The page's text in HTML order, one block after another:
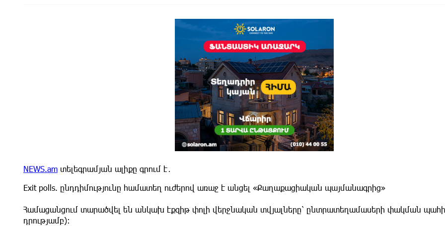
NEWS.am տելեգրամյան ալիքը գրում է․
Exit polls. ընդդիմությունը համատեղ ուժերով առաջ է անցել «Քաղաքացիական պայմանագրից»
Համացանցում տարածվել են անկախ էքզիթ փոլի վերջնական տվյալները՝ ընտրատեղամասերի փակման
դրությամբ)։